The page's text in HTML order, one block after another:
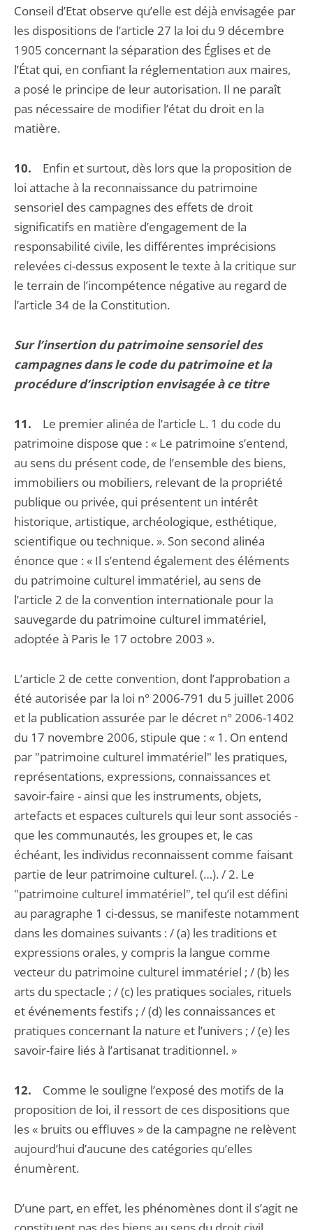
Conseil d’Etat observe qu’elle est déjà envisagée par
les dispositions de l’article 27 la loi du 9 décembre
1905 concernant la séparation des Églises et de
l’État qui, en confiant la réglementation aux maires,
a posé le principe de leur autorisation. Il ne paraît
pas nécessaire de modifier l’état du droit en la
matière.
10. Enfin et surtout, dès lors que la proposition de
loi attache à la reconnaissance du patrimoine
sensoriel des campagnes des effets de droit
significatifs en matière d’engagement de la
responsabilité civile, les différentes imprécisions
relevées ci-dessus exposent le texte à la critique sur
le terrain de l’incompétence négative au regard de
l’article 34 de la Constitution.
Sur l’insertion du patrimoine sensoriel des
campagnes dans le code du patrimoine et la
procédure d’inscription envisagée à ce titre
11. Le premier alinéa de l’article L. 1 du code du
patrimoine dispose que : « Le patrimoine s’entend,
au sens du présent code, de l’ensemble des biens,
immobiliers ou mobiliers, relevant de la propriété
publique ou privée, qui présentent un intérêt
historique, artistique, archéologique, esthétique,
scientifique ou technique. ». Son second alinéa
énonce que : « Il s’entend également des éléments
du patrimoine culturel immatériel, au sens de
l’article 2 de la convention internationale pour la
sauvegarde du patrimoine culturel immatériel,
adoptée à Paris le 17 octobre 2003 ».
L’article 2 de cette convention, dont l’approbation a
été autorisée par la loi n° 2006-791 du 5 juillet 2006
et la publication assurée par le décret n° 2006-1402
du 17 novembre 2006, stipule que : « 1. On entend
par "patrimoine culturel immatériel" les pratiques,
représentations, expressions, connaissances et
savoir-faire - ainsi que les instruments, objets,
artefacts et espaces culturels qui leur sont associés -
que les communautés, les groupes et, le cas
échéant, les individus reconnaissent comme faisant
partie de leur patrimoine culturel. (…). / 2. Le
"patrimoine culturel immatériel", tel qu’il est défini
au paragraphe 1 ci-dessus, se manifeste notamment
dans les domaines suivants : / (a) les traditions et
expressions orales, y compris la langue comme
vecteur du patrimoine culturel immatériel ; / (b) les
arts du spectacle ; / (c) les pratiques sociales, rituels
et événements festifs ; / (d) les connaissances et
pratiques concernant la nature et l’univers ; / (e) les
savoir-faire liés à l’artisanat traditionnel. »
12.
Comme le souligne l’exposé des motifs de la
proposition de loi, il ressort de ces dispositions que
les « bruits ou effluves » de la campagne ne relèvent
aujourd’hui d’aucune des catégories qu’elles
énumèrent.
D’une part, en effet, les phénomènes dont il s’agit ne